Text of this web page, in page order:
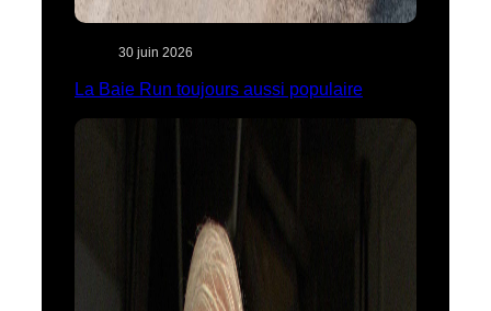
30 juin 2026
La Baie Run toujours aussi populaire